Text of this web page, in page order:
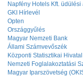
Napfény Hotels Kft. üdülési
GKI Hírlevél
Opten
Országgyűlés
Magyar Nemzeti Bank
Állami Számvevőszék
Központi Statisztikai Hivatal
Nemzeti Foglalakoztatási
Magyar Iparszövetség